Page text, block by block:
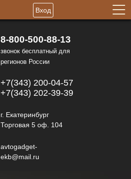
8-800-500-88-13
звонок бесплатный для
регионов России
+7(343) 200-04-57
+7(343) 202-39-39
г. Екатеринбург
Торговая 5 оф. 104
avtogadget-
ekb@mail.ru
Вход